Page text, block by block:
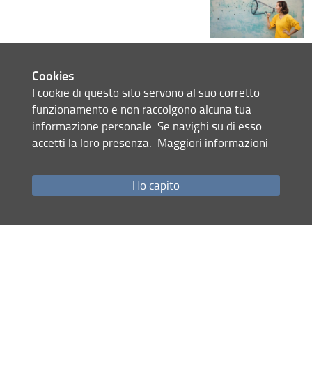
Please visit the dedicated page on
Unifi website
(the procedure is managed centrally by
the University of Florence)
16 May 2025
Share
Site map
Cookies
I cookie di questo sito servono al suo corretto
funzionamento e non raccolgono alcuna tua
informazione personale. Se navighi su di esso
accetti la loro presenza. Maggiori informazioni
Ho capito